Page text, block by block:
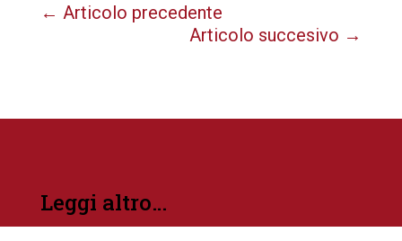
← Articolo precedente
Articolo succesivo →
Leggi altro…